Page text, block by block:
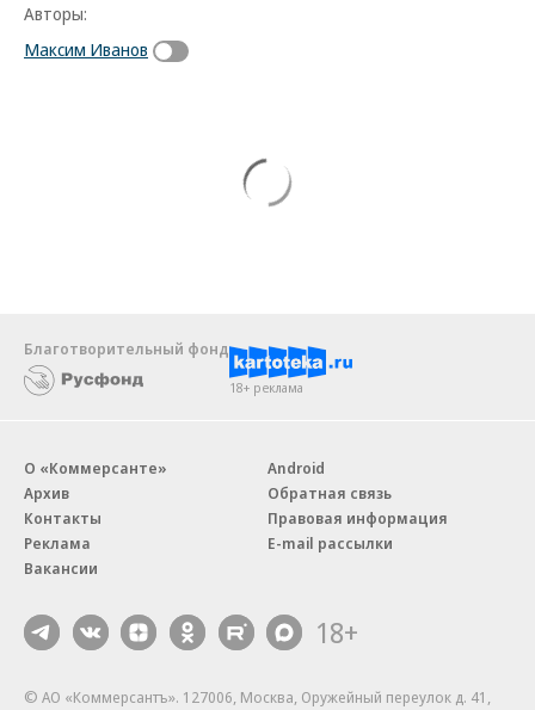
Авторы:
Максим Иванов
Благотворительный фонд
18+ реклама
О «Коммерсанте»
Архив
Контакты
Реклама
Вакансии
Android
Обратная связь
Правовая информация
E-mail рассылки
18+
© АО «Коммерсантъ». 127006, Москва, Оружейный переулок д. 41,